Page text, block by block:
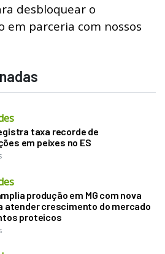
desbloquear o
em parceria com nossos
taxa recorde de
em peixes no ES
produção em MG com nova
atender crescimento do mercado
proteicos